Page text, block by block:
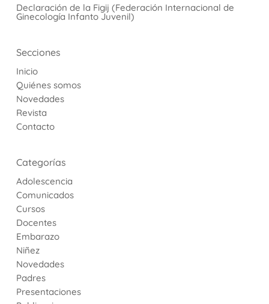
Declaración de la Figij (Federación Internacional de
Ginecología Infanto Juvenil)
Secciones
Inicio
Quiénes somos
Novedades
Revista
Contacto
Categorías
Adolescencia
Comunicados
Cursos
Docentes
Embarazo
Niñez
Novedades
Padres
Presentaciones